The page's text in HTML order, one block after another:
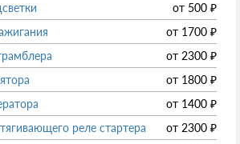
от 500 ₽
от 1700 ₽
от 2300 ₽
от 1800 ₽
от 1400 ₽
реле стартера
от 2300 ₽